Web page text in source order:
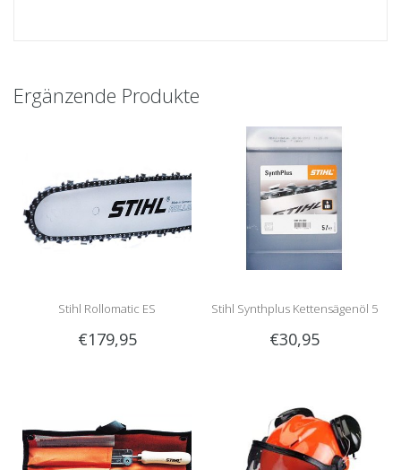
Ergänzende Produkte
Stihl Rollomatic ES
Führungsschiene | 90cm |
3003 000 6053
€179,95
Stihl Synthplus Kettensägenöl 5
Liter
€30,95